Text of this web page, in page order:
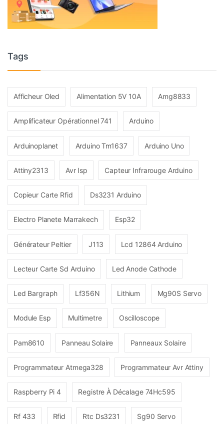
Tags
Afficheur Oled Alimentation 5V 10A Amg8833
Amplificateur Opérationnel 741 Arduino
Arduinoplanet Arduino Tm1637 Arduino Uno
Attiny2313 Avr Isp Capteur Infrarouge Arduino
Copieur Carte Rfid Ds3231 Arduino
Electro Planete Marrakech Esp32
Générateur Peltier J113 Lcd 12864 Arduino
Lecteur Carte Sd Arduino Led Anode Cathode
Led Bargraph Lf356N Lithium Mg90S Servo
Module Esp Multimetre Oscilloscope
Pam8610 Panneau Solaire Panneaux Solaire
Programmateur Atmega328 Programmateur Avr Attiny
Raspberry Pi 4 Registre À Décalage 74Hc595
Rf 433 Rfid Rtc Ds3231 Sg90 Servo